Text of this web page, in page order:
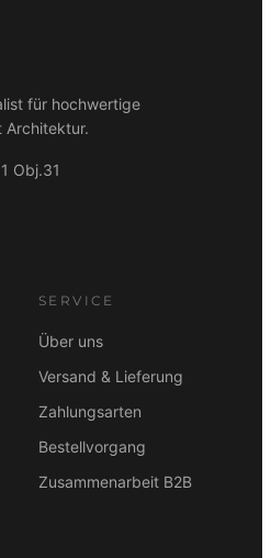
für hochwertige
Architektur.
Obj.31
SERVICE
Über uns
Versand & Lieferung
Zahlungsarten
Bestellvorgang
Zusammenarbeit B2B